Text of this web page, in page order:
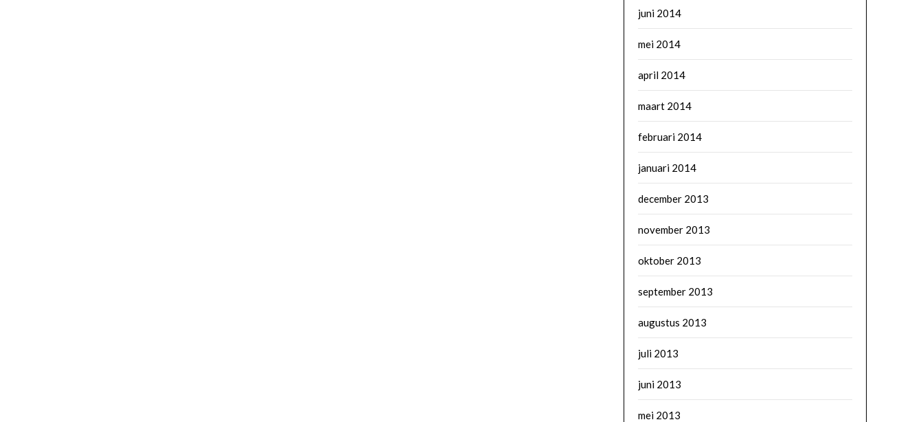
juni 2014
mei 2014
april 2014
maart 2014
februari 2014
januari 2014
december 2013
november 2013
oktober 2013
september 2013
augustus 2013
juli 2013
juni 2013
mei 2013